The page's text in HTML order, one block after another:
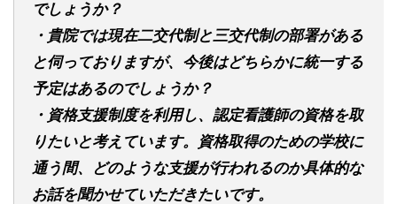
でしょうか？
・貴院では現在二交代制と三交代制の部署がある
と伺っておりますが、今後はどちらかに統一する
予定はあるのでしょうか？
・資格支援制度を利用し、認定看護師の資格を取
りたいと考えています。資格取得のための学校に
通う間、どのような支援が行われるのか具体的な
お話を聞かせていただきたいです。